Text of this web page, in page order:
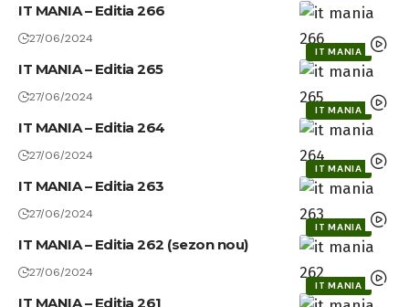
IT MANIA
IT MANIA – Editia 266
27/06/2024
IT MANIA
IT MANIA – Editia 265
27/06/2024
IT MANIA
IT MANIA – Editia 264
27/06/2024
IT MANIA
IT MANIA – Editia 263
27/06/2024
IT MANIA
IT MANIA – Editia 262 (sezon nou)
27/06/2024
IT MANIA – Editia 261